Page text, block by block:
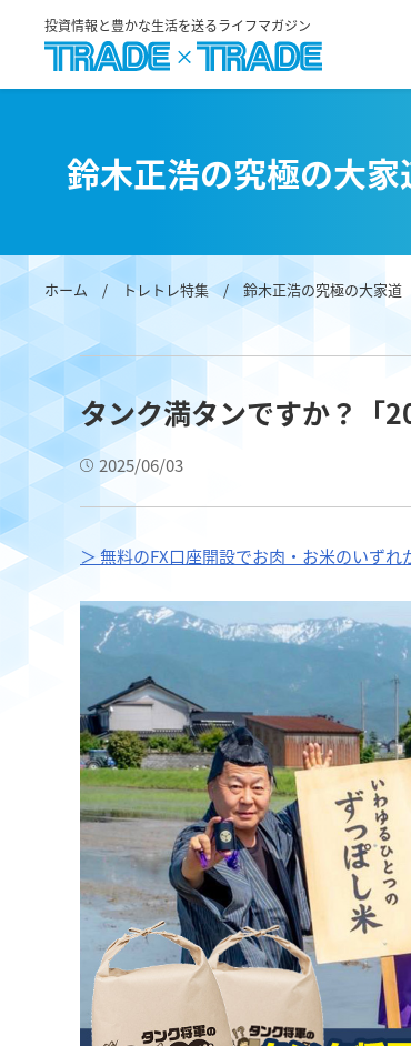
投資情報と豊かな生活を送るライフマガジン
鈴木正浩の究極の大家
ホーム /トレトレ特集/ 鈴木正浩の究極の大家道
タンク満タンですか？「
2025/06/03
＞ 無料のFX口座開設でお肉・お米のいずれ